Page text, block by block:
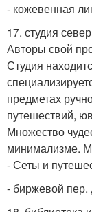
- кожевенная
17. студия
Авторы свой
Студия
предметах
путешествий,
Множество
минимализме.
- Сеты и
- биржевой пер.